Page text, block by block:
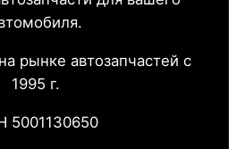
рынке автозапчастей с
1995 г.
5001130650